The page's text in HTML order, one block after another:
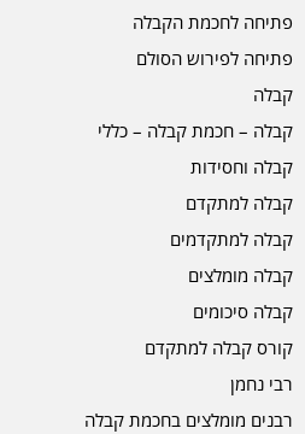
פתיחה לחכמת הקבלה
פתיחה לפירוש הסולם
קבלה
קבלה – חכמת קבלה – כללי
קבלה וחסידות
קבלה למתקדם
קבלה למתקדמים
קבלה מומלצים
קבלה סיכומים
קורס קבלה למתקדם
רבי נחמן
רבנים מומלצים בחכמת קבלה